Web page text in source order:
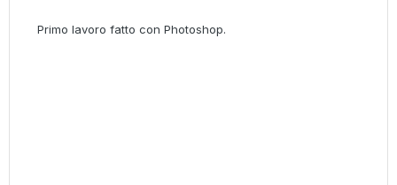
Primo lavoro fatto con Photoshop.